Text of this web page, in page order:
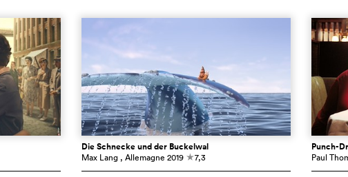
Die Schnecke und der Buckelwal
Max Lang , Allemagne 2019 c7,3
Punch-
Paul